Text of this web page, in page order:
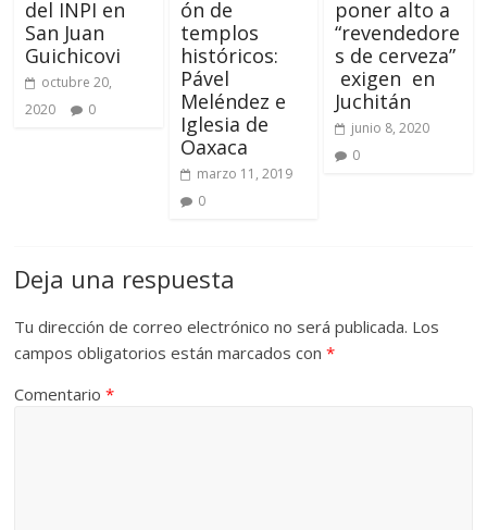
del INPI en
San Juan
Guichicovi
octubre 20,
2020
0
ón de
templos
históricos:
Pável
Meléndez e
Iglesia de
Oaxaca
marzo 11, 2019
0
poner alto a
“revendedore
s de cerveza”
exigen en
Juchitán
junio 8, 2020
0
Deja una respuesta
Tu dirección de correo electrónico no será publicada. Los
campos obligatorios están marcados con*
Comentario*